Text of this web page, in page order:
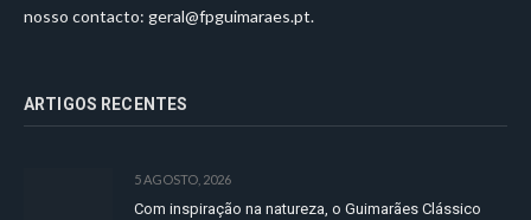
nosso contacto: geral@fpguimaraes.pt.
ARTIGOS RECENTES
5 AGOSTO, 2026
Com inspiração na natureza, o Guimarães Clássico